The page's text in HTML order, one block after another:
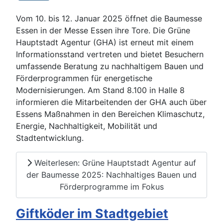
Vom 10. bis 12. Januar 2025 öffnet die Baumesse
Essen in der Messe Essen ihre Tore. Die Grüne
Hauptstadt Agentur (GHA) ist erneut mit einem
Informationsstand vertreten und bietet Besuchern
umfassende Beratung zu nachhaltigem Bauen und
Förderprogrammen für energetische
Modernisierungen. Am Stand 8.100 in Halle 8
informieren die Mitarbeitenden der GHA auch über
Essens Maßnahmen in den Bereichen Klimaschutz,
Energie, Nachhaltigkeit, Mobilität und
Stadtentwicklung.
Weiterlesen: Grüne Hauptstadt Agentur auf
der Baumesse 2025: Nachhaltiges Bauen und
Förderprogramme im Fokus
Giftköder im Stadtgebiet